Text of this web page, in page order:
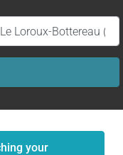
de (ville ou région)
your